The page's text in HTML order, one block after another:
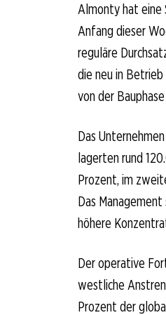
Almonty hat eine
Anfang dieser
reguläre
die neu in
von der
Das
lagerten rund
Prozent, im
Das
höhere
Der operative
westliche
Prozent der